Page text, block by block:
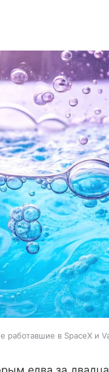
в SpaceX и